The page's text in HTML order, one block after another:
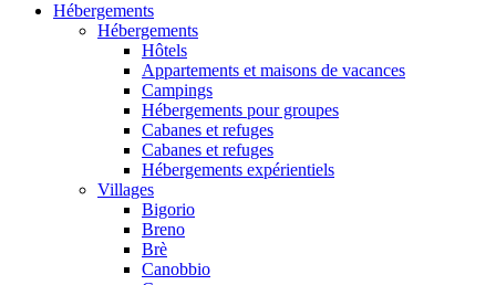
Hébergements
Hébergements
Hôtels
Appartements et maisons de vacances
Campings
Hébergements pour groupes
Cabanes et refuges
Cabanes et refuges
Hébergements expérientiels
Villages
Bigorio
Breno
Brè
Canobbio